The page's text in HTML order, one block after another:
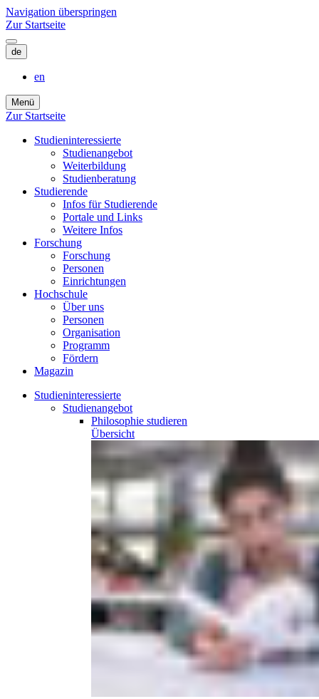
Navigation überspringen
Zur Startseite
de
en
Menü
Zur Startseite
Studieninteressierte
Studienangebot
Weiterbildung
Studien­beratung
Studierende
Infos für Studierende
Portale und Links
Weitere Infos
Forschung
Forschung
Personen
Einrichtungen
Hochschule
Über uns
Personen
Organisation
Programm
Fördern
Magazin
Studieninteressierte
Studienangebot
Philosophie studieren
Übersicht